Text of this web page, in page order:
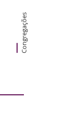
Congregações